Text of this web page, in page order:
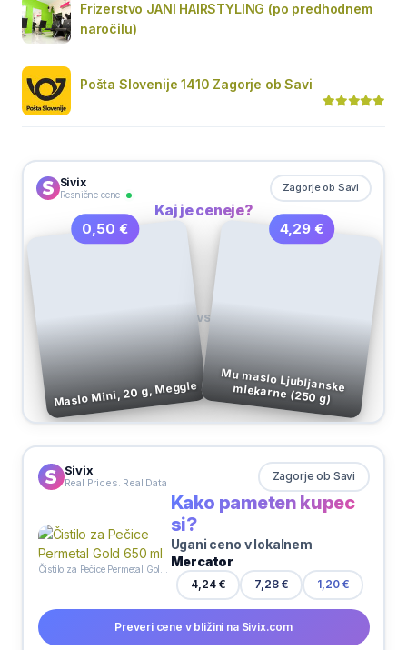
Frizerstvo JANI HAIRSTYLING (po predhodnem
naročilu)
Pošta Slovenije 1410 Zagorje ob Savi
Sivix
Resnične cene
Zagorje ob Savi
Kaj je ceneje?
0,50 €
Maslo Mini, 20 g, Meggle
VS
4,29 €
Mu maslo Ljubljanske mlekarne (250 g)
Sivix
Real Prices. Real Data Zagorje ob Savi
Kako pameten kupec
si?
Ugani ceno v lokalnem
Mercator
4,24 € 7,28 € 1,20 €
Preveri cene v bližini na Sivix.com